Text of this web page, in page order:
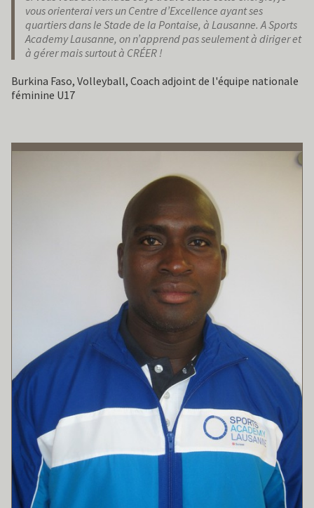
vous orienterai vers un Centre d’Excellence ayant ses
quartiers dans le Stade de la Pontaise, à Lausanne. A Sports
Academy Lausanne, on n’apprend pas seulement à diriger et
à gérer mais surtout à CRÉER !
Burkina Faso, Volleyball, Coach adjoint de l'équipe nationale
féminine U17